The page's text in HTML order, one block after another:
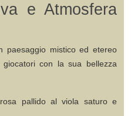
e Atmosfera
paesaggio mistico ed etereo
con la sua bellezza
pallido al viola saturo e